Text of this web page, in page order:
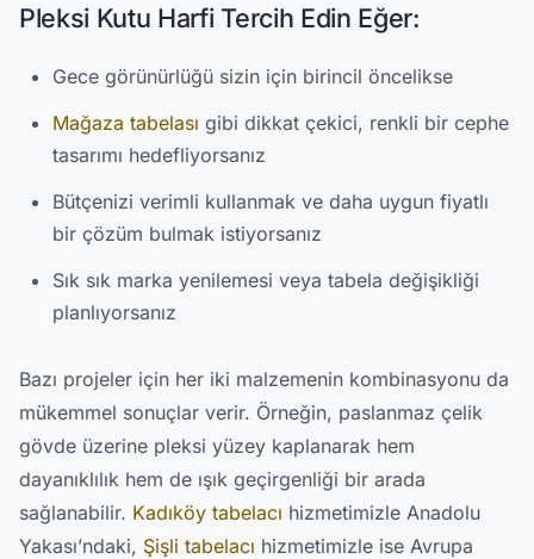
Pleksi Kutu Harfi Tercih Edin Eğer:
Gece görünürlüğü sizin için birincil öncelikse
Mağaza tabelası gibi dikkat çekici, renkli bir cephe
tasarımı hedefliyorsanız
Bütçenizi verimli kullanmak ve daha uygun fiyatlı
bir çözüm bulmak istiyorsanız
Sık sık marka yenilemesi veya tabela değişikliği
planlıyorsanız
Bazı projeler için her iki malzemenin kombinasyonu da
mükemmel sonuçlar verir. Örneğin, paslanmaz çelik
gövde üzerine pleksi yüzey kaplanarak hem
dayanıklılık hem de ışık geçirgenliği bir arada
sağlanabilir. Kadıköy tabelacı hizmetimizle Anadolu
Yakası’ndaki, Şişli tabelacı hizmetimizle ise Avrupa